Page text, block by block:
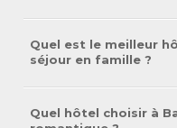
Quel est le meilleur
séjour en famille ?
Quel hôtel choisir à